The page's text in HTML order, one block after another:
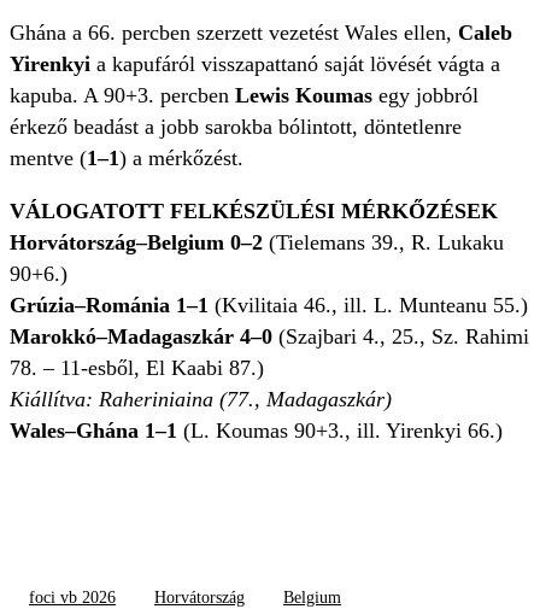
Ghána a 66. percben szerzett vezetést Wales ellen, Caleb
Yirenkyi a kapufáról visszapattanó saját lövését vágta a
kapuba. A 90+3. percben Lewis Koumas egy jobbról
érkező beadást a jobb sarokba bólintott, döntetlenre
mentve (1–1) a mérkőzést.
VÁLOGATOTT FELKÉSZÜLÉSI MÉRKŐZÉSEK
Horvátország–Belgium 0–2 (Tielemans 39., R. Lukaku
90+6.)
Grúzia–Románia 1–1 (Kvilitaia 46., ill. L. Munteanu 55.)
Marokkó–Madagaszkár 4–0 (Szajbari 4., 25., Sz. Rahimi
78. – 11-esből, El Kaabi 87.)
Kiállítva: Raheriniaina (77., Madagaszkár)
Wales–Ghána 1–1 (L. Koumas 90+3., ill. Yirenkyi 66.)
foci vb 2026 Horvátország Belgium